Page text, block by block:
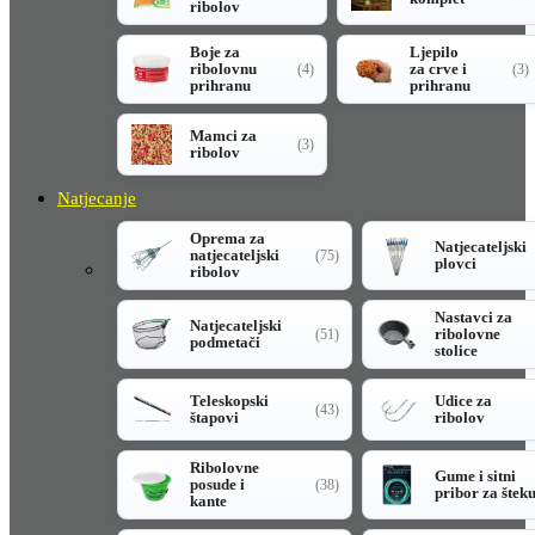
ribolov
Boje za
ribolovnu
prihranu
(4)
Ljepilo
za crve i
prihranu
(3)
Mamci za
ribolov
(3)
Natjecanje
Oprema za
natjecateljski
ribolov
(75)
Natjecateljski
plovci
Natjecateljski
podmetači
(51)
Nastavci za
ribolovne
stolice
Teleskopski
štapovi
(43)
Udice za
ribolov
Ribolovne
posude i
kante
(38)
Gume i sitni
pribor za šteku